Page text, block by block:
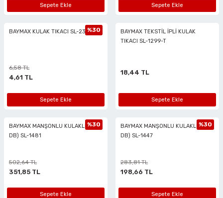
Sepete Ekle Sepete Ekle
BAYMAX KULAK TIKACI SL-2306%30
6,58 TL
4,61 TL
Sepete Ekle
BAYMAX TEKSTİL İPLİ KULAK
TIKACI SL-1299-T
18,44 TL
Sepete Ekle
BAYMAX MANŞONLU KULAKLIK (28
DB) SL-1481
%30
502,64 TL
351,85 TL
Sepete Ekle
BAYMAX MANŞONLU KULAKLIK (25
DB) SL-1447
%30
283,81 TL
198,66 TL
Sepete Ekle